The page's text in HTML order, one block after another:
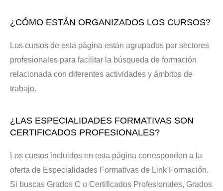
¿CÓMO ESTÁN ORGANIZADOS LOS CURSOS?
Los cursos de esta página están agrupados por sectores
profesionales para facilitar la búsqueda de formación
relacionada con diferentes actividades y ámbitos de
trabajo.
¿LAS ESPECIALIDADES FORMATIVAS SON
CERTIFICADOS PROFESIONALES?
Los cursos incluidos en esta página corresponden a la
oferta de Especialidades Formativas de Link Formación.
Si buscas Grados C o Certificados Profesionales, Grados